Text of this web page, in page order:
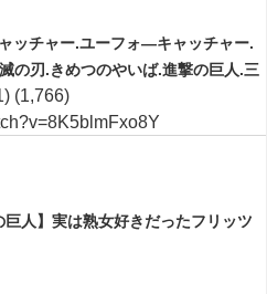
ッチャー.ユーフォ―キャッチャー.
の刃.きめつのやいば.進撃の巨人.三
(1,766)
巨人】実は熟女好きだったフリッツ